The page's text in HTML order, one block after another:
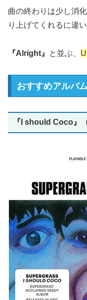
曲の終わりは少し消
り上げてくれるに違い
『Alright』 と並ぶ、
おすすめアルバム
『I should Coco』